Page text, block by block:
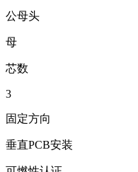
公母头
母
芯数
3
固定方向
垂直PCB安装